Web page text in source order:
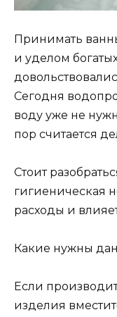
Принимать
и уделом
Сегодня
воду уже не
пор считается
Стоит
гигиеническая
расходы и
Какие нужны
Если
изделия